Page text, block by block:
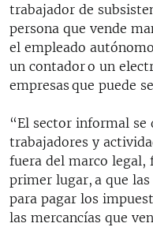
trabajador de
persona que vende
el empleado
un contador o un
empresas que puede
“El sector informal se
trabajadores y
fuera del marco legal,
primer lugar, a que las
para pagar los
las mercancías que